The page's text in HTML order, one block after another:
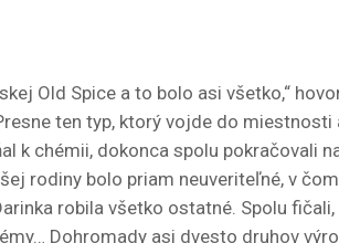
Old Spice a to bolo asi všetko,“
ten typ, ktorý vojde do
k chémii, dokonca spolu pokračovali
rodiny bolo priam neuveriteľné, v
robila všetko ostatné. Spolu
Dohromady asi dvesto druhov